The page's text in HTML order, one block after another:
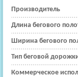
Производитель
Длина бегового
Ширина бегового
Тип беговой
Коммерческое